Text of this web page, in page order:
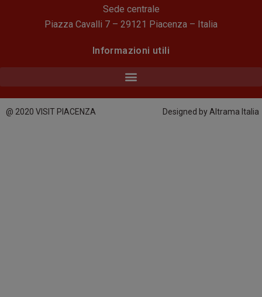
Sede centrale
Piazza Cavalli 7 – 29121 Piacenza – Italia
Informazioni utili
@ 2020 VISIT PIACENZA Designed by Altrama Italia